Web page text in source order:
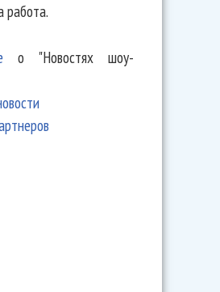
работа.
о "Новостях шоу-